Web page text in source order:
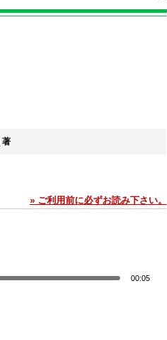
著
» ご利用前に必ずお読み下さい。
00:05